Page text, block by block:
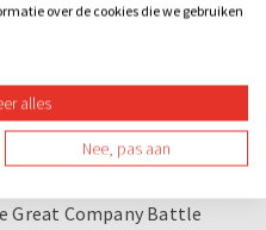
als bedrijfsuitje, dan kunnen
bedrijf aanleveren.
van jouw bedrijf te
zichtbaar is op het tablet.
Great Company Battle
over de cookies die we gebruiken
alles
Nee, pas aan